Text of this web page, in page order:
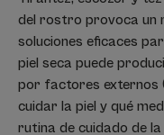
del rostro provoca un
soluciones eficaces
piel seca puede
por factores externos
cuidar la piel y qué
rutina de cuidado de